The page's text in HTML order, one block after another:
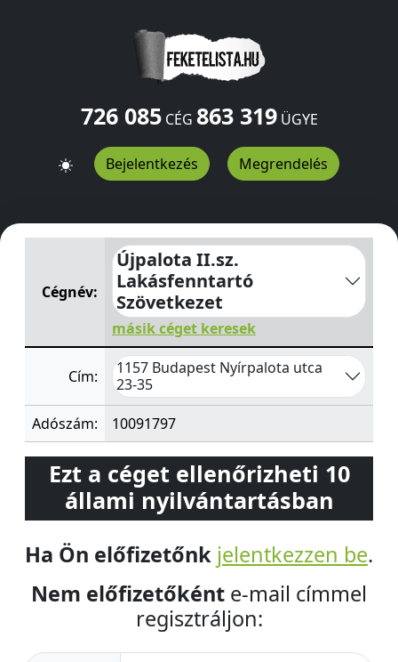
726 085CÉG 863 319ÜGYE
Bejelentkezés Megrendelés
Újpalota II.sz. Lakásfenntartó SzövetkezetNyírpalota
Cégnév:
Újpalota II.sz.
Lakásfenntartó
Szövetkezet
másik céget keresek
Cím:
1157 Budapest Nyírpalota utca
23-35
Adószám:
10091797
Ezt a céget ellenőrizheti 10
állami nyilvántartásban
Ha Ön előfizetőnk jelentkezzen be.
Nem előfizetőként e-mail címmel
regisztráljon: